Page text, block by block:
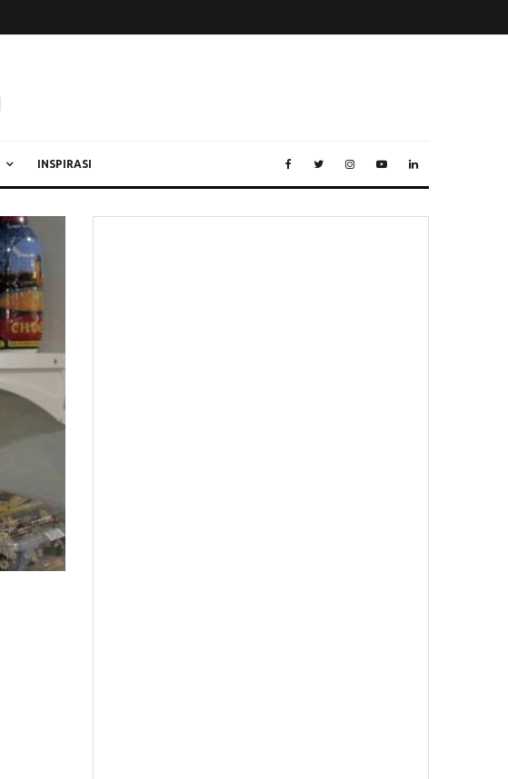
INSPIRASI